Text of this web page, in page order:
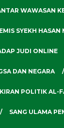
WAWASAN
SYEKH HASAN
JUDI ONLINE
DAN NEGARA
POLITIK AL-
SANG ULAMA